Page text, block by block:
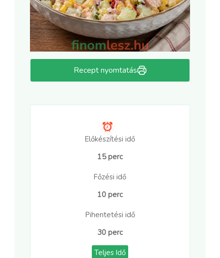
Recept nyomtatás
Előkészítési idő
15 perc
Főzési idő
10 perc
Pihentetési idő
30 perc
Teljes Idő